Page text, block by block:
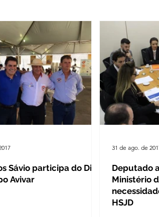
Meio Ambiente
Viação e transporte Turismo
Sávio participa do Dia
Avivar
Deputado
Ministério
HSJD
31 de ago. de